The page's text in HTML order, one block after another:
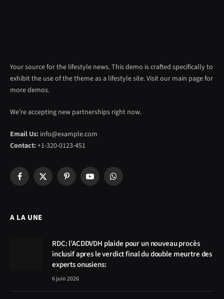
Your source for the lifestyle news. This demo is crafted specifically to
exhibit the use of the theme as a lifestyle site. Visit our main page for
more demos.
We're accepting new partnerships right now.
Email Us: info@example.com
Contact:+1-320-0123-451
Facebook
X
PinterestYouTubeWhatsApp
A LA UNE
RDC: l’ACDDVDH plaide pour un nouveau procès
inclusif apres le verdict final du double meurtre des
experts onusiens:
6 juin 2026